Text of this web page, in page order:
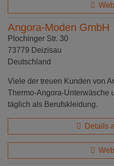
Angora-Moden GmbH
Plochinger Str. 30
73779 Deizisau
Deutschland
Viele der treuen Kunden von
Thermo-Angora-Unterwäsche
täglich als Berufskleidung.
Details